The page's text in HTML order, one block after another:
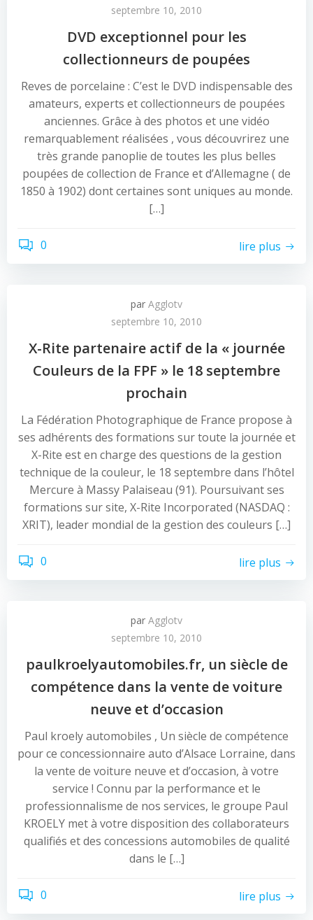
septembre 10, 2010
DVD exceptionnel pour les
collectionneurs de poupées
Reves de porcelaine : C’est le DVD indispensable des
amateurs, experts et collectionneurs de poupées
anciennes. Grâce à des photos et une vidéo
remarquablement réalisées , vous découvrirez une
très grande panoplie de toutes les plus belles
poupées de collection de France et d’Allemagne ( de
1850 à 1902) dont certaines sont uniques au monde.
[…]
0 lire plus
par Agglotv
septembre 10, 2010
X-Rite partenaire actif de la « journée
Couleurs de la FPF » le 18 septembre
prochain
La Fédération Photographique de France propose à
ses adhérents des formations sur toute la journée et
X-Rite est en charge des questions de la gestion
technique de la couleur, le 18 septembre dans l’hôtel
Mercure à Massy Palaiseau (91). Poursuivant ses
formations sur site, X-Rite Incorporated (NASDAQ :
XRIT), leader mondial de la gestion des couleurs […]
0 lire plus
par Agglotv
septembre 10, 2010
paulkroelyautomobiles.fr, un siècle de
compétence dans la vente de voiture
neuve et d’occasion
Paul kroely automobiles , Un siècle de compétence
pour ce concessionnaire auto d’Alsace Lorraine, dans
la vente de voiture neuve et d’occasion, à votre
service ! Connu par la performance et le
professionnalisme de nos services, le groupe Paul
KROELY met à votre disposition des collaborateurs
qualifiés et des concessions automobiles de qualité
dans le […]
0 lire plus